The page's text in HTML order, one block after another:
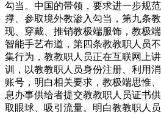
勾当。中国的带领，要求进一步规
撑、参取境外教渗入勾当，第九条
现、穿戴、推销教极端服饰，教极
智能手艺布道，第四条教教职人员
集行为，教教职人员正在互联网上
训，以教教职人员身份注册、利用
账号，明白相关要求，教极端思惟
息办事供给者提交教教职人员证书
取眼球、吸引流量。明白教教职人